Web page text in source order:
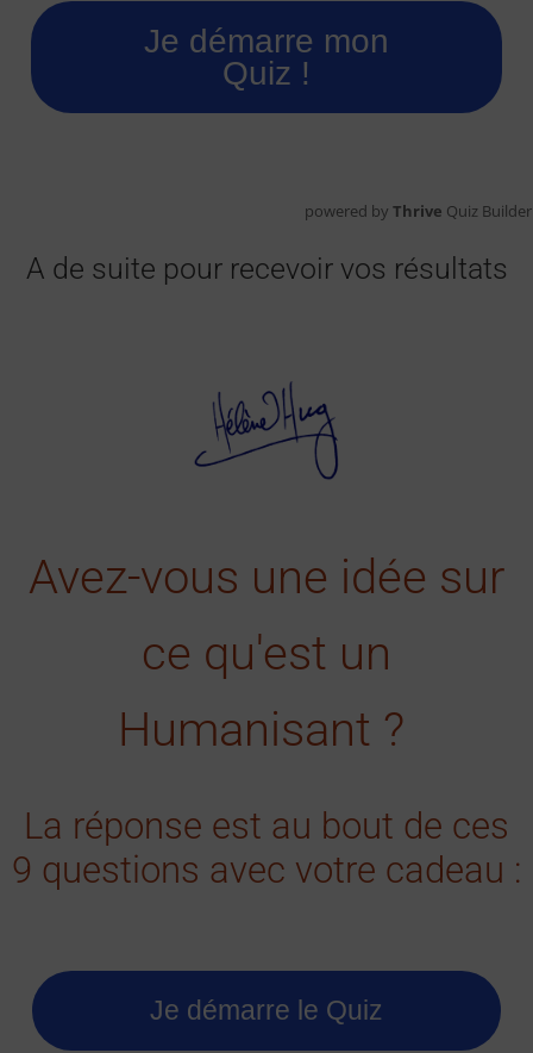
Je démarre mon
Quiz !
powered by Thrive Quiz Builder
A de suite pour recevoir vos résultats
Avez-vous une idée sur
ce qu'est un
Humanisant ?
La réponse est au bout de ces
9 questions avec votre cadeau :
Je démarre le Quiz